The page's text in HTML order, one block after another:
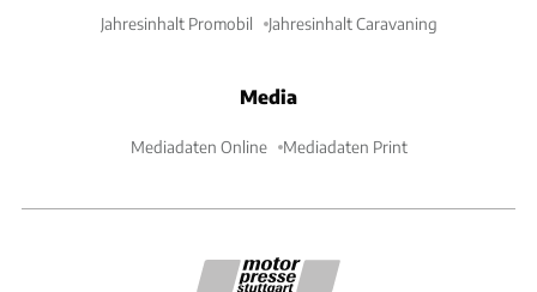
Jahresinhalt Promobil Jahresinhalt Caravaning
Media
Mediadaten Online Mediadaten Print